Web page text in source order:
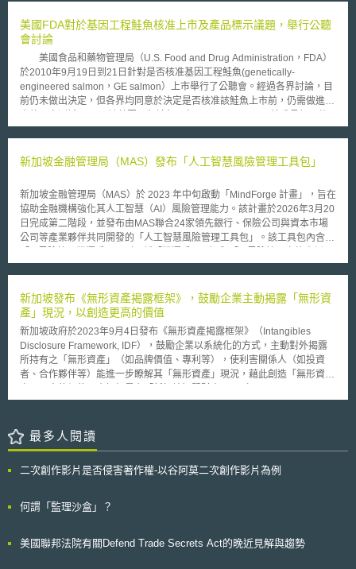
社會系統之神經網絡（社会システムの神経網）。 物聯網服務目前係
由專用終端設備，並根據特定的應用目的建構，但在未來的網絡基礎設施，
可能出現如橫向合作應用的通用平台，到2030年左右物聯網服務中
M2M（Machine to Machine，機器和機器之間的通訊）的佔有率估計將達
到10％。 人工智慧網路技術不僅僅是虛擬化層網路（仮想化レイヤの
ネットワーク）之維護和操作，更是物理層面的網路（物理レイヤのネット
ワーク）資源的管理，AI仍然只擔任協助之工具。其中，物理網絡（物理ネ
成多層次化，將變得難以檢測故障和調查原因，但在安全和可靠的網絡基礎
術之提昇，非電信營運者進入網路經營之商業型態逐漸產生，型成網路使用
100Tbps核心網絡所需的傳輸容量，達到以往的光纖的容量限制，將透過無
線電接入技術進一步發展，補足不足的光學寬頻。然而，人們對於網路更快
的通信速度、安全性及可靠性的功能需求是沒有改變的。
美國FDA對於基因工程鮭魚核准上市及產品標示議題，舉行公聽
會討論
美國食品和藥物管理局（U.S. Food and Drug Administration，FDA）
於2010年9月19日到21日針對是否核准基因工程鮭魚(genetically-
engineered salmon，GE salmon）上市舉行了公聽會。經過各界討論，目
前仍未做出決定，但各界均同意於決定是否核准該鮭魚上市前，仍需做進一
不但只於較高溫度的水域環境時才分泌，而亦可全年都分泌該種賀爾蒙。因
時間也相對較早。 根據美國FDA的報告結論，基因工程鮭魚的安全性
外，該鮭魚的養殖地點與海岸仍有一段距離，因此其可能對野生鮭魚造成威
脅的問題可被忽視。然而，於本次公聽會中也提出，由於現階段的研究數據
結果不足，因此仍須進行進一步的相關測試後才能做出結論。 另外，
對於基因工程鮭魚上市後該如何標示該產品，也是另一個討論重點；針對此
議題，美國FDA會另外舉行公聽會。目前，美國FDA對於上市核准的食物標
認定該基因工程鮭魚與一般鮭魚並沒有“生物學上的相關差異性”（no
可能也會適用於基因工程鮭魚上。就社會大眾知的權利和現行法制的適用兩
者間該如何取捨，即變成了當前該議題的討論重點所在。故，美國FDA未來
是否會准許該種基因工程鮭魚上市，且上市後其食品標示又該如何加以標
示，都是未來需要再做進一步觀察的。
新加坡金融管理局（MAS）發布「人工智慧風險管理工具包」
新加坡金融管理局（MAS）於 2023 年中旬啟動「MindForge 計畫」，旨在
協助金融機構強化其人工智慧（AI）風險管理能力。該計畫於2026年3月20
日完成第二階段，並發布由MAS聯合24家領先銀行、保險公司與資本市場
公司等產業夥伴共同開發的「人工智慧風險管理工具包」。該工具包內含
（下稱「實施案例」），提供實務資源以管理涵蓋「傳統AI」、「生成式
AI。「營運手冊」依據MAS的監理期望，將AI 風險管理框架分為四大核
心：一、範圍與監管：建立AI治理框架並釐清AI監督的角色與責任。二、AI
風險管理：透過組織的系統、政策與程序，識別AI應用情境，進行風險重大
性評估，並建立AI盤點清單。三、AI生命週期管理：實施AI應用完整生命週
期的控制措施。四、促成因素：發展組織能力、基礎設施與資源，以確保能
持續支持負責任的AI應用。「實施案例」則收錄如星展銀行（DBS）及瑞士
寶盛（Julius Baer）等機構的AI風險管理實務。未來，MAS 將於
「金融業人工智慧（AI）風險管理實務指引」，則更強調將風險控管「整
合」至既有流程中，透過與業務流程的結合實踐韌性管理。該指引奠基於
「人工智慧基本法」，並進一步連結「台灣智慧財產管理規範（TIPS）」驗
級管理，引導金融機構從核心防護逐步深化管控機制。 本文為資策會科法
輸、改作或重製等利用行為。 本文同步刊登於TIPS網站
新加坡發布《無形資產揭露框架》，鼓勵企業主動揭露「無形資
產」現況，以創造更高的價值
新加坡政府於2023年9月4日發布《無形資產揭露框架》（Intangibles
Disclosure Framework, IDF），鼓勵企業以系統化的方式，主動對外揭露
所持有之「無形資產」（如品牌價值、專利等），使利害關係人（如投資
者、合作夥伴等）能進一步瞭解其「無形資產」現況，藉此創造「無形資
Office of Singapore, IPOS）及「會計與企業管理局」（Accounting and
小組歷時2年討論後制定發布。 框架中指出，過去20年間，全球「無形資
產」的投資和所創造之價值逐步超過「有形資產」。然而，傳統會計準則往
值往往被低估。因此，本框架鼓勵企業主動揭露，並建議可將「無形資產」
報（financial statements）一同發布。 此外，企業在揭露「無形資產」時
害關係人瞭解企業是如何利用「無形資產」維持其競爭優勢及替投資者創造
最多人閱讀
二次創作影片是否侵害著作權-以谷阿莫二次創作影片為例
何謂「監理沙盒」？
美國聯邦法院有關Defend Trade Secrets Act的晚近見解與趨勢